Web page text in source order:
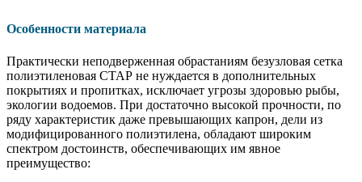
Особенности материала
Практически неподверженная обрастаниям безузловая сетка
полиэтиленовая СТАР не нуждается в дополнительных
покрытиях и пропитках, исключает угрозы здоровью рыбы,
экологии водоемов. При достаточно высокой прочности, по
ряду характеристик даже превышающих капрон, дели из
модифицированного полиэтилена, обладают широким
спектром достоинств, обеспечивающих им явное
преимущество: